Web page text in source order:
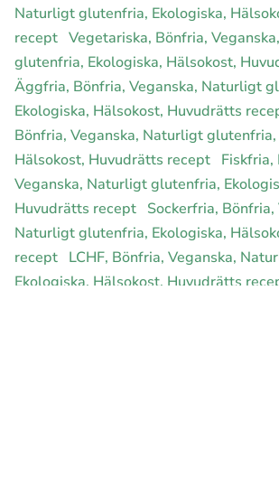
Naturligt glutenfria, Ekologiska,
recept Vegetariska, Bönfria,
glutenfria, Ekologiska, Hälsokost,
Äggfria, Bönfria, Veganska, Naturligt
Ekologiska, Hälsokost, Huvudrätts
Bönfria, Veganska, Naturligt glutenfria,
Hälsokost, Huvudrätts recept Fiskfria,
Veganska, Naturligt glutenfria,
Huvudrätts recept Sockerfria, Bönfria,
Naturligt glutenfria, Ekologiska,
recept LCHF, Bönfria, Veganska,
Ekologiska, Hälsokost, Huvudrätts